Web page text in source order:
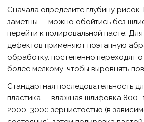
Сначала определите глубину
заметны — можно обойтись без
перейти к полировальной пасте.
дефектов применяют поэтапную
обработку: постепенно переходят
более мелкому, чтобы выровнять
Стандартная последовательность
пластика — влажная шлифовка
2000–3000 зернистостью (в